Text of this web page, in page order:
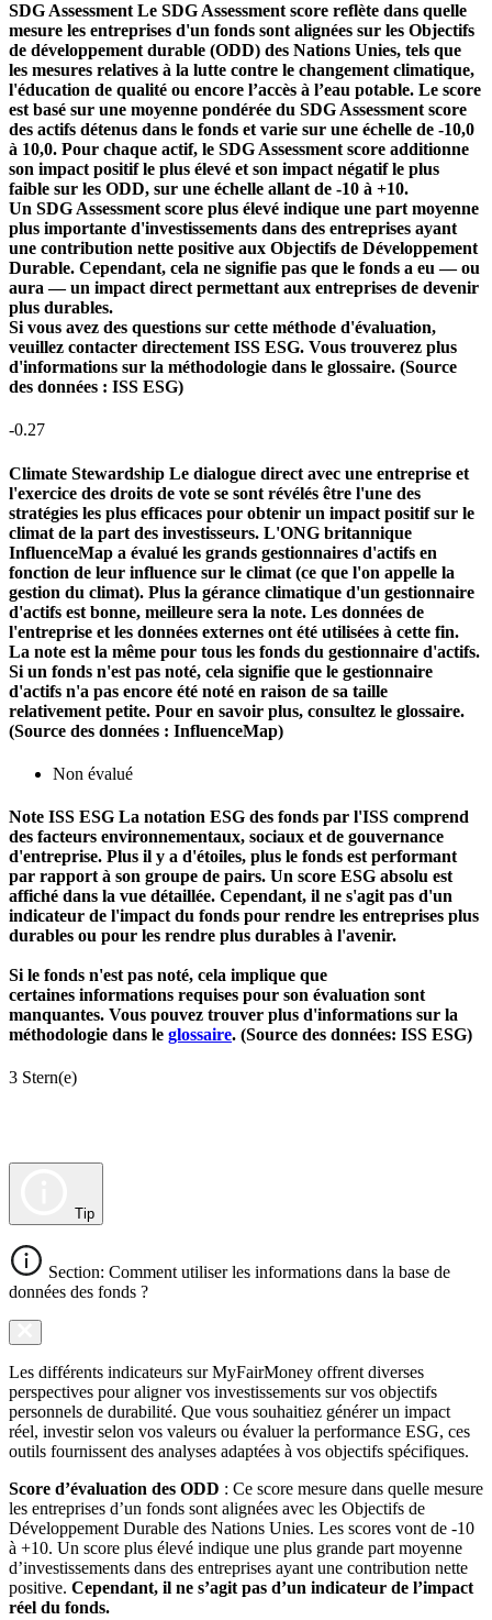
SDG Assessment Le SDG Assessment score reflète dans quelle
mesure les entreprises d'un fonds sont alignées sur les Objectifs
de développement durable (ODD) des Nations Unies, tels que
les mesures relatives à la lutte contre le changement climatique,
l'éducation de qualité ou encore l’accès à l’eau potable. Le score
est basé sur une moyenne pondérée du SDG Assessment score
des actifs détenus dans le fonds et varie sur une échelle de -10,0
à 10,0. Pour chaque actif, le SDG Assessment score additionne
son impact positif le plus élevé et son impact négatif le plus
faible sur les ODD, sur une échelle allant de -10 à +10.
Un SDG Assessment score plus élevé indique une part moyenne
plus importante d'investissements dans des entreprises ayant
une contribution nette positive aux Objectifs de Développement
Durable. Cependant, cela ne signifie pas que le fonds a eu — ou
aura — un impact direct permettant aux entreprises de devenir
plus durables.
Si vous avez des questions sur cette méthode d'évaluation,
veuillez contacter directement ISS ESG. Vous trouverez plus
d'informations sur la méthodologie dans le glossaire. (Source
des données : ISS ESG)
-0.27
Climate Stewardship Le dialogue direct avec une entreprise et
l'exercice des droits de vote se sont révélés être l'une des
stratégies les plus efficaces pour obtenir un impact positif sur le
climat de la part des investisseurs. L'ONG britannique
InfluenceMap a évalué les grands gestionnaires d'actifs en
fonction de leur influence sur le climat (ce que l'on appelle la
gestion du climat). Plus la gérance climatique d'un gestionnaire
d'actifs est bonne, meilleure sera la note. Les données de
l'entreprise et les données externes ont été utilisées à cette fin.
La note est la même pour tous les fonds du gestionnaire d'actifs.
Si un fonds n'est pas noté, cela signifie que le gestionnaire
d'actifs n'a pas encore été noté en raison de sa taille
relativement petite. Pour en savoir plus, consultez le glossaire.
(Source des données : InfluenceMap)
Non évalué
Note ISS ESG La notation ESG des fonds par l'ISS comprend
des facteurs environnementaux, sociaux et de gouvernance
d'entreprise. Plus il y a d'étoiles, plus le fonds est performant
par rapport à son groupe de pairs. Un score ESG absolu est
affiché dans la vue détaillée. Cependant, il ne s'agit pas d'un
indicateur de l'impact du fonds pour rendre les entreprises plus
durables ou pour les rendre plus durables à l'avenir.
Si le fonds n'est pas noté, cela implique que
certaines informations requises pour son évaluation sont
manquantes. Vous pouvez trouver plus d'informations sur la
méthodologie dans le glossaire. (Source des données: ISS ESG)
3 Stern(e)
Tip
Section: Comment utiliser les informations dans la base de
données des fonds ?
Les différents indicateurs sur MyFairMoney offrent diverses
perspectives pour aligner vos investissements sur vos objectifs
personnels de durabilité. Que vous souhaitiez générer un impact
réel, investir selon vos valeurs ou évaluer la performance ESG, ces
outils fournissent des analyses adaptées à vos objectifs spécifiques.
Score d’évaluation des ODD : Ce score mesure dans quelle mesure
les entreprises d’un fonds sont alignées avec les Objectifs de
Développement Durable des Nations Unies. Les scores vont de -10
à +10. Un score plus élevé indique une plus grande part moyenne
d’investissements dans des entreprises ayant une contribution nette
positive. Cependant, il ne s’agit pas d’un indicateur de l’impact
réel du fonds.